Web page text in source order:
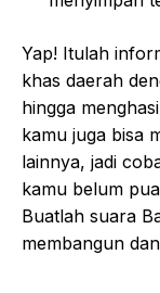
Yap! Itulah
khas daerah
hingga
kamu juga bisa
lainnya, jadi
kamu belum
Buatlah suara
membangun